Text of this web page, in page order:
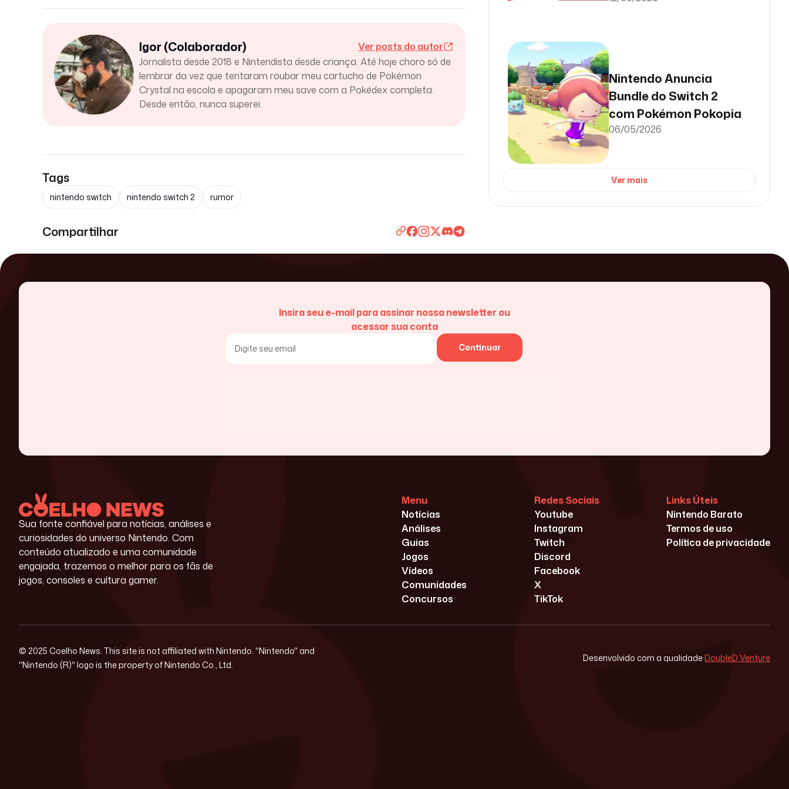
Igor (Colaborador)
Ver posts do autor
Jornalista desde 2018 e Nintendista desde criança. Até hoje choro só de
lembrar da vez que tentaram roubar meu cartucho de Pokémon
Crystal na escola e apagaram meu save com a Pokédex completa.
Desde então, nunca superei.
Tags
nintendo switch nintendo switch 2 rumor
Compartilhar
Nintendo Anuncia
Bundle do Switch 2
com Pokémon Pokopia
06/05/2026
Ver mais
Insira seu e-mail para assinar nossa newsletter ou
acessar sua conta
Continuar
Sua fonte confiável para notícias, análises e
curiosidades do universo Nintendo. Com
conteúdo atualizado e uma comunidade
engajada, trazemos o melhor para os fãs de
jogos, consoles e cultura gamer.
Menu
Notícias
Análises
Guias
Jogos
Vídeos
Comunidades
Concursos
Redes Sociais
Youtube
Instagram
Twitch
Discord
Facebook
X
TikTok
Links Úteis
Nintendo Barato
Termos de uso
Política de privacidade
© 2025 Coelho News. This site is not affiliated with Nintendo. "Nintendo" and
"Nintendo (R)" logo is the property of Nintendo Co., Ltd.
Desenvolvido com a qualidadeDoubleD Venture